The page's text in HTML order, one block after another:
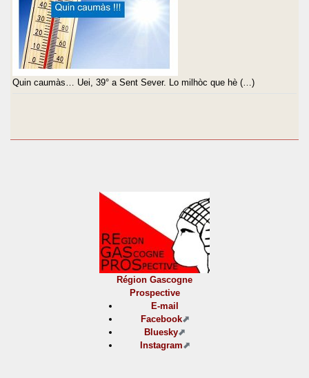
Quin caumàs… Uei, 39° a Sent Sever. Lo milhòc que hè (…)
Région Gascogne
Prospective
E-mail
Facebook
Bluesky
Instagram